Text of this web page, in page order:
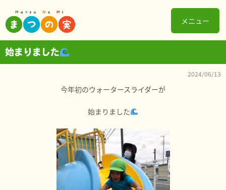
メニュー
始まりました
2024/06/13
今年初のウォータースライダーが
始まりました